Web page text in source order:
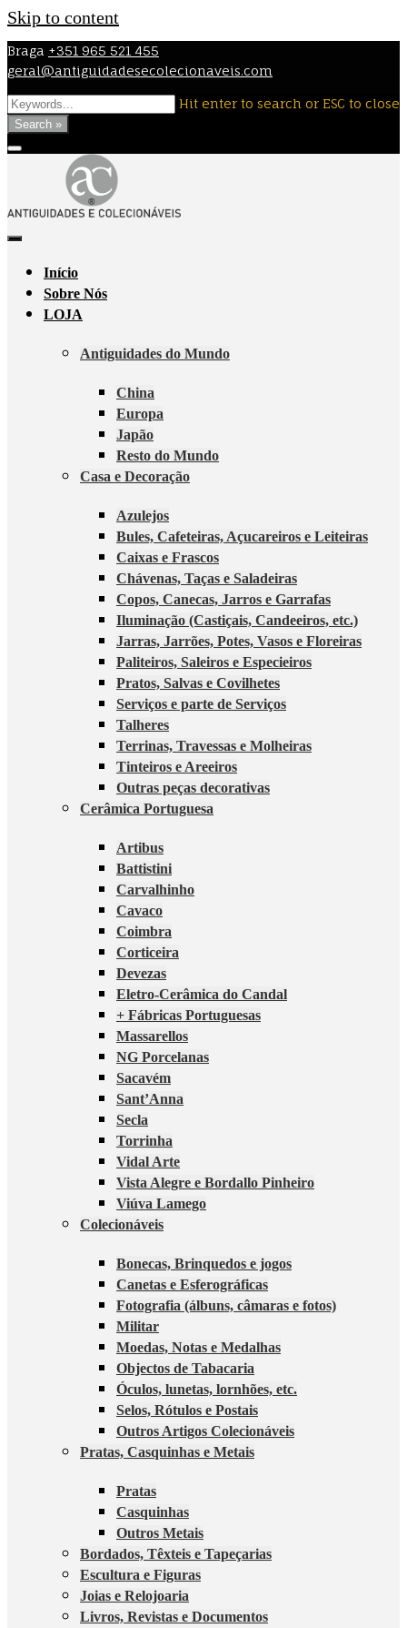
Skip to content
Braga +351 965 521 455
geral@antiguidadesecolecionaveis.com
Hit enter to search or ESC to close
Search »
Início
Sobre Nós
LOJA
Antiguidades do Mundo
China
Europa
Japão
Resto do Mundo
Casa e Decoração
Azulejos
Bules, Cafeteiras, Açucareiros e Leiteiras
Caixas e Frascos
Chávenas, Taças e Saladeiras
Copos, Canecas, Jarros e Garrafas
Iluminação (Castiçais, Candeeiros, etc.)
Jarras, Jarrões, Potes, Vasos e Floreiras
Paliteiros, Saleiros e Especieiros
Pratos, Salvas e Covilhetes
Serviços e parte de Serviços
Talheres
Terrinas, Travessas e Molheiras
Tinteiros e Areeiros
Outras peças decorativas
Cerâmica Portuguesa
Artibus
Battistini
Carvalhinho
Cavaco
Coimbra
Corticeira
Devezas
Eletro-Cerâmica do Candal
+ Fábricas Portuguesas
Massarellos
NG Porcelanas
Sacavém
Sant’Anna
Secla
Torrinha
Vidal Arte
Vista Alegre e Bordallo Pinheiro
Viúva Lamego
Colecionáveis
Bonecas, Brinquedos e jogos
Canetas e Esferográficas
Fotografia (álbuns, câmaras e fotos)
Militar
Moedas, Notas e Medalhas
Objectos de Tabacaria
Óculos, lunetas, lornhões, etc.
Selos, Rótulos e Postais
Outros Artigos Colecionáveis
Pratas, Casquinhas e Metais
Pratas
Casquinhas
Outros Metais
Bordados, Têxteis e Tapeçarias
Escultura e Figuras
Joias e Relojoaria
Livros, Revistas e Documentos